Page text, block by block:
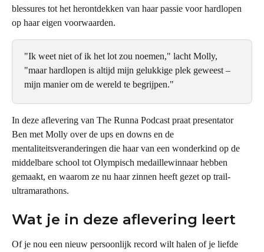
blessures tot het herontdekken van haar passie voor hardlopen
op haar eigen voorwaarden.
"Ik weet niet of ik het lot zou noemen," lacht Molly,
"maar hardlopen is altijd mijn gelukkige plek geweest –
mijn manier om de wereld te begrijpen."
In deze aflevering van The Runna Podcast praat presentator
Ben met Molly over de ups en downs en de
mentaliteitsveranderingen die haar van een wonderkind op de
middelbare school tot Olympisch medaillewinnaar hebben
gemaakt, en waarom ze nu haar zinnen heeft gezet op trail-
ultramarathons.
Wat je in deze aflevering leert
Of je nou een nieuw persoonlijk record wilt halen of je liefde